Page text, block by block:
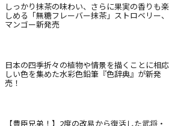
しっかり抹茶の味わい、さらに果実の香りも楽
しめる「無糖フレーバー抹茶」ストロベリー、
マンゴー新発売
日本の四季折々の植物や情景を描くことに相応
しい色を集めた水彩色鉛筆『色辞典』が新発
売！
【豊臣兄弟！】2度の改易から復活した武将・